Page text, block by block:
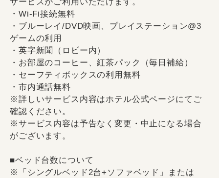
・Wi-Fi接続無料
・ブルーレイ/DVD映画、プレイステーション@3
ゲームの利用
・英字新聞（ロビー内）
・お部屋のコーヒー、紅茶パック（毎日補給）
・セーフティボックスの利用無料
・市内通話無料
※詳しいサービス内容はホテル公式ページにてご
確認ください。
※サービス内容は予告なく変更・中止になる場合
がございます。
■ベッド台数について
※「シングルベッド2台+ソファベッド」または